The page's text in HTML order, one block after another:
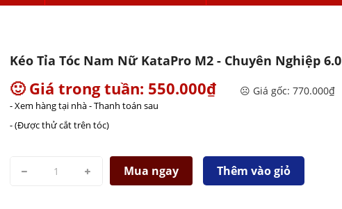
Kéo Tỉa Tóc Nam Nữ KataPro M2 - Chuyên Nghiệp 6.0
🙂 Giá trong tuần: 550.000₫ ☹️ Giá gốc: 770.000₫
- Xem hàng tại nhà - Thanh toán sau
- (Được thử cắt trên tóc)
Thêm vào giỏ
Mua ngay